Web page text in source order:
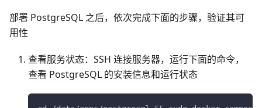
部署 PostgreSQL 之后，依次完成下面的步骤，验证其可
用性
查看服务状态：SSH 连接服务器，运行下面的命令，
查看 PostgreSQL 的安装信息和运行状态